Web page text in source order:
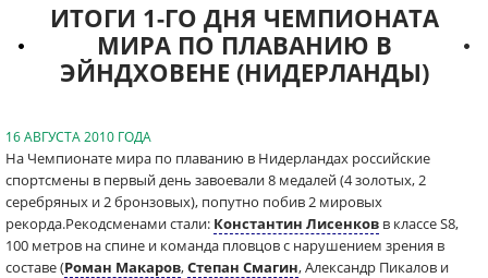
ИТОГИ 1-ГО ДНЯ ЧЕМПИОНАТА
МИРА ПО ПЛАВАНИЮ В
ЭЙНДХОВЕНЕ (НИДЕРЛАНДЫ)
16 АВГУСТА 2010 ГОДА
На Чемпионате мира по плаванию в Нидерландах российские
спортсмены в первый день завоевали 8 медалей (4 золотых, 2
серебряных и 2 бронзовых), попутно побив 2 мировых
рекорда.Рекодсменами стали: Константин Лисенков в классе S8,
100 метров на спине и команда пловцов с нарушением зрения в
составе (Роман Макаров,Степан Смагин, Александр Пикалов и